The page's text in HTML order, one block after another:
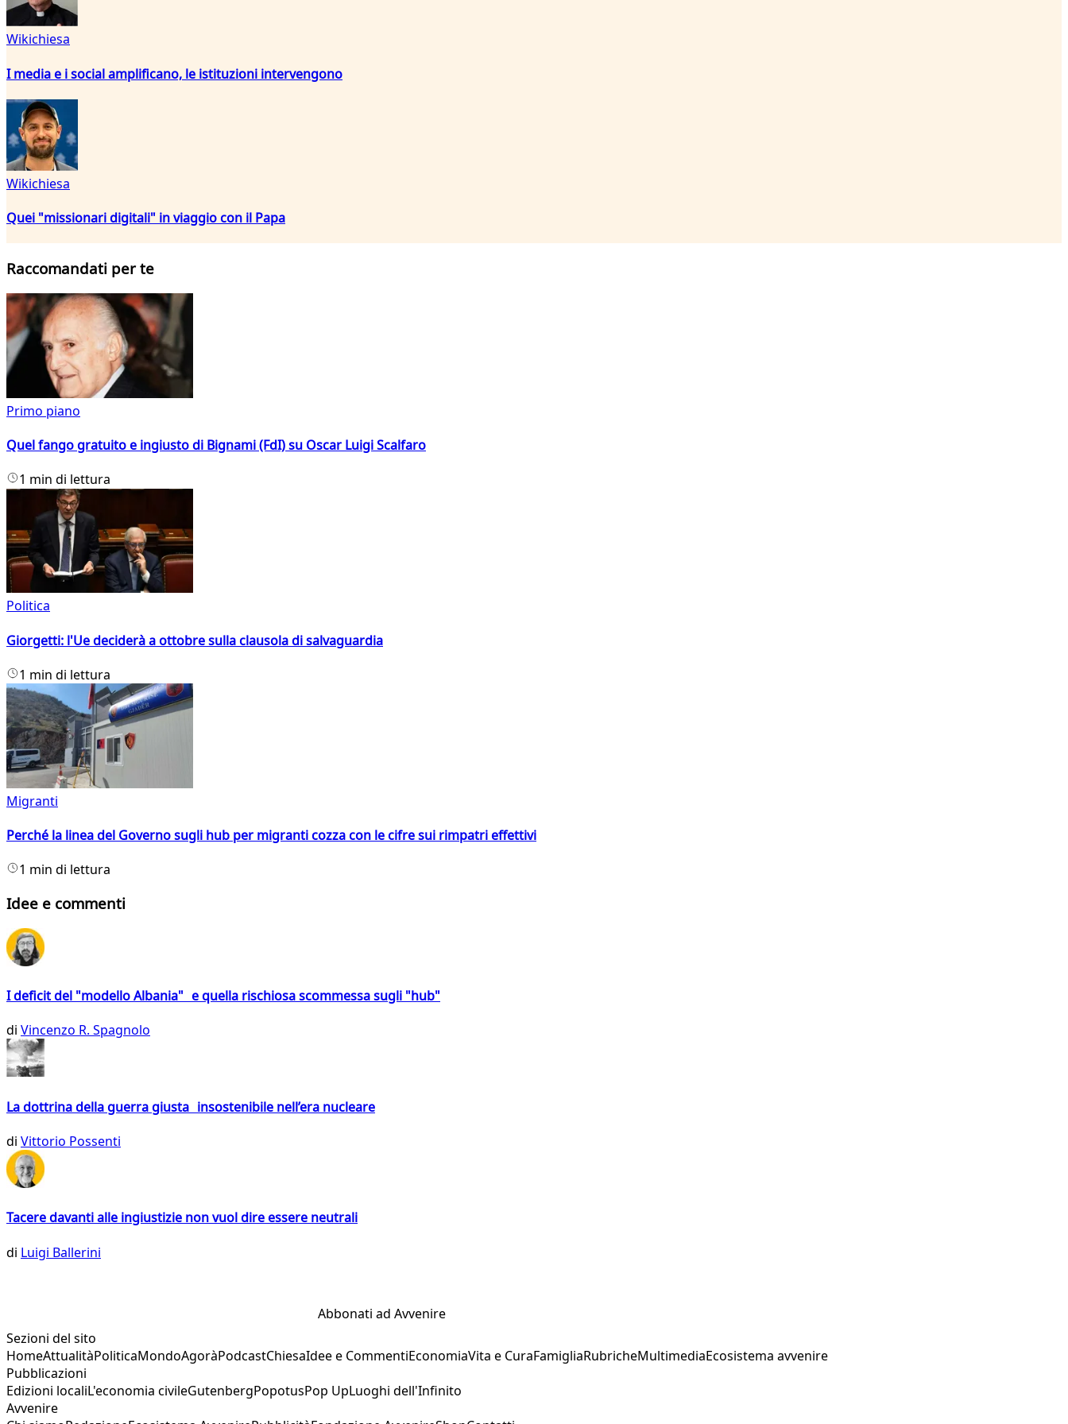
Wikichiesa
I media e i social amplificano, le istituzioni intervengono
Wikichiesa
Quei "missionari digitali" in viaggio con il Papa
Raccomandati per te
Primo piano
Quel fango gratuito e ingiusto di Bignami (FdI) su Oscar Luigi Scalfaro
1 min di lettura
Politica
Giorgetti: l'Ue deciderà a ottobre sulla clausola di salvaguardia
1 min di lettura
Migranti
Perché la linea del Governo sugli hub per migranti cozza con le cifre sui rimpatri effettivi
1 min di lettura
Idee e commenti
I deficit del "modello Albania" e quella rischiosa scommessa sugli "hub"
di Vincenzo R. Spagnolo
La dottrina della guerra giusta insostenibile nell’era nucleare
di Vittorio Possenti
Tacere davanti alle ingiustizie non vuol dire essere neutrali
di Luigi Ballerini
Abbonati ad Avvenire
Sezioni del sito
HomeAttualitàPoliticaMondoAgoràPodcastChiesaIdee e CommentiEconomiaVita e CuraFamigliaRubricheMultimediaEcosistema avvenire
Pubblicazioni
Edizioni localiL'economia civileGutenbergPopotusPop UpLuoghi dell'Infinito
Avvenire